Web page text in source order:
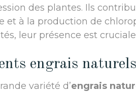
des plantes. Ils
et à la production de
leur présence est
engrais
variété d’engrais